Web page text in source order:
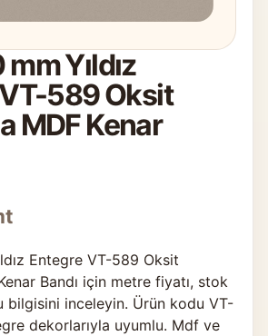
Yıldız
589 Oksit
MDF Kenar
Entegre VT-589 Oksit
Bandı için metre fiyatı, stok
bilgisini inceleyin. Ürün kodu VT-
dekorlarıyla uyumlu. Mdf ve